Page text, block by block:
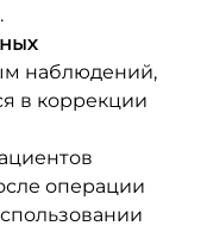
.
наблюдений,
в коррекции
операции